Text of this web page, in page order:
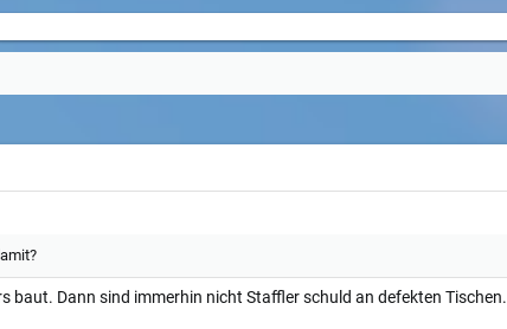
baut. Dann sind immerhin nicht Staffler schuld an defekten Tischen.